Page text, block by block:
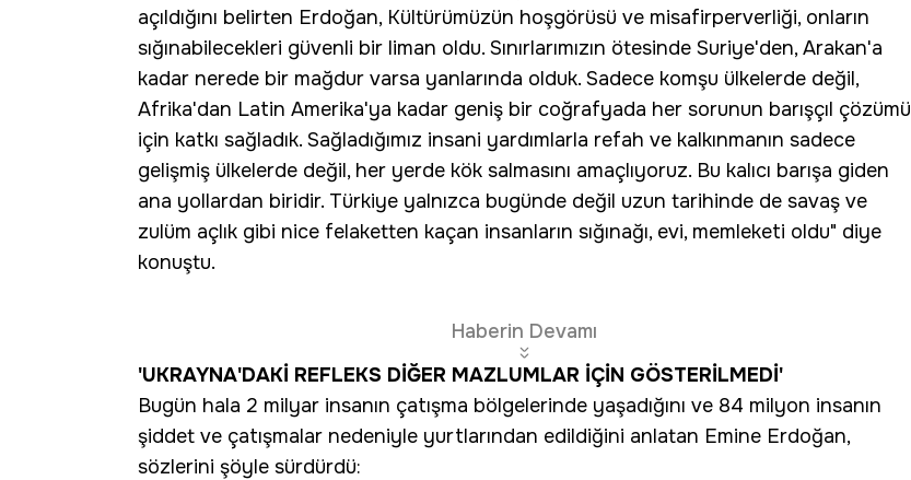
açıldığını belirten Erdoğan, Kültürümüzün hoşgörüsü ve misafirperverliği, onların
sığınabilecekleri güvenli bir liman oldu. Sınırlarımızın ötesinde Suriye'den, Arakan'a
kadar nerede bir mağdur varsa yanlarında olduk. Sadece komşu ülkelerde değil,
Afrika'dan Latin Amerika'ya kadar geniş bir coğrafyada her sorunun barışçıl çözümü
için katkı sağladık. Sağladığımız insani yardımlarla refah ve kalkınmanın sadece
gelişmiş ülkelerde değil, her yerde kök salmasını amaçlıyoruz. Bu kalıcı barışa giden
ana yollardan biridir. Türkiye yalnızca bugünde değil uzun tarihinde de savaş ve
zulüm açlık gibi nice felaketten kaçan insanların sığınağı, evi, memleketi oldu" diye
konuştu.
Haberin Devamı
'UKRAYNA'DAKİ REFLEKS DİĞER MAZLUMLAR İÇİN GÖSTERİLMEDİ'
Bugün hala 2 milyar insanın çatışma bölgelerinde yaşadığını ve 84 milyon insanın
şiddet ve çatışmalar nedeniyle yurtlarından edildiğini anlatan Emine Erdoğan,
sözlerini şöyle sürdürdü: